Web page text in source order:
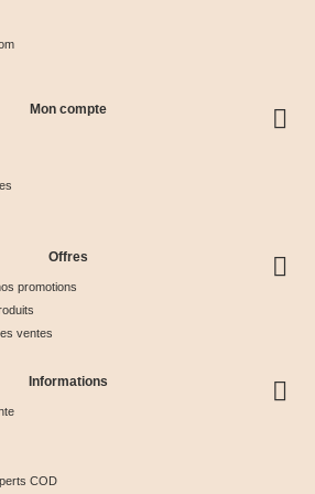
Mon compte
Offres
promotions
ventes
Informations
COD